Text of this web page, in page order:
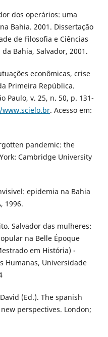
dos operários: uma
Bahia. 2001. Dissertação
de Filosofia e Ciências
Bahia, Salvador, 2001.
econômicas, crise
Primeira República.
Paulo, v. 25, n. 50, p. 131-
. Acesso em:
pandemic: the
Cambridge University
epidemia na Bahia
1996.
Salvador das mulheres:
na Belle Époque
em História) -
Humanas, Universidade
(Ed.). The spanish
perspectives. London;